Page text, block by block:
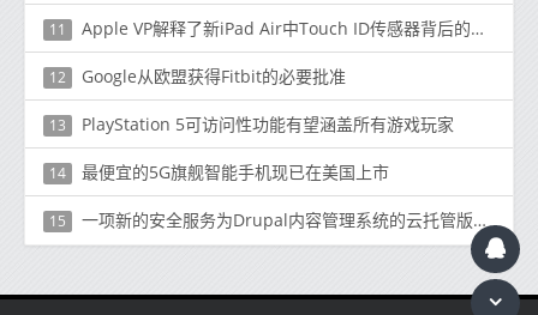
11 Apple VP解释了新iPad Air中Touch ID传感器背后的工程设计
12 Google从欧盟获得Fitbit的必要批准
13 PlayStation 5可访问性功能有望涵盖所有游戏玩家
14 最便宜的5G旗舰智能手机现已在美国上市
15 一项新的安全服务为Drupal内容管理系统的云托管版本的用户提供了额外的保护